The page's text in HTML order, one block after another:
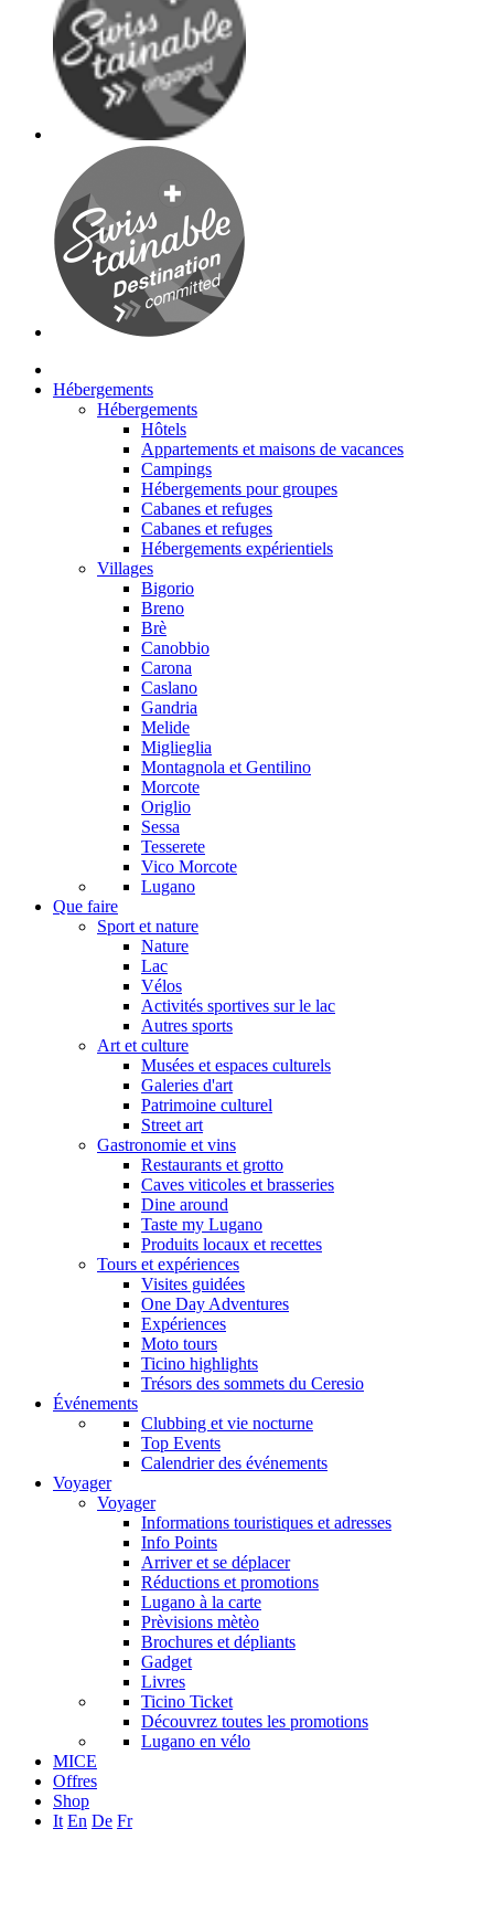
Hébergements
Hébergements
Hôtels
Appartements et maisons de vacances
Campings
Hébergements pour groupes
Cabanes et refuges
Cabanes et refuges
Hébergements expérientiels
Villages
Bigorio
Breno
Brè
Canobbio
Carona
Caslano
Gandria
Melide
Miglieglia
Montagnola et Gentilino
Morcote
Origlio
Sessa
Tesserete
Vico Morcote
Lugano
Que faire
Sport et nature
Nature
Lac
Vélos
Activités sportives sur le lac
Autres sports
Art et culture
Musées et espaces culturels
Galeries d'art
Patrimoine culturel
Street art
Gastronomie et vins
Restaurants et grotto
Caves viticoles et brasseries
Dine around
Taste my Lugano
Produits locaux et recettes
Tours et expériences
Visites guidées
One Day Adventures
Expériences
Moto tours
Ticino highlights
Trésors des sommets du Ceresio
Événements
Clubbing et vie nocturne
Top Events
Calendrier des événements
Voyager
Voyager
Informations touristiques et adresses
Info Points
Arriver et se déplacer
Réductions et promotions
Lugano à la carte
Prèvisions mètèo
Brochures et dépliants
Gadget
Livres
Ticino Ticket
Découvrez toutes les promotions
Lugano en vélo
MICE
Offres
Shop
It En De Fr